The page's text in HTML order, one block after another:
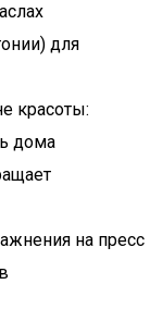
для
красоты:
дома
на пресс